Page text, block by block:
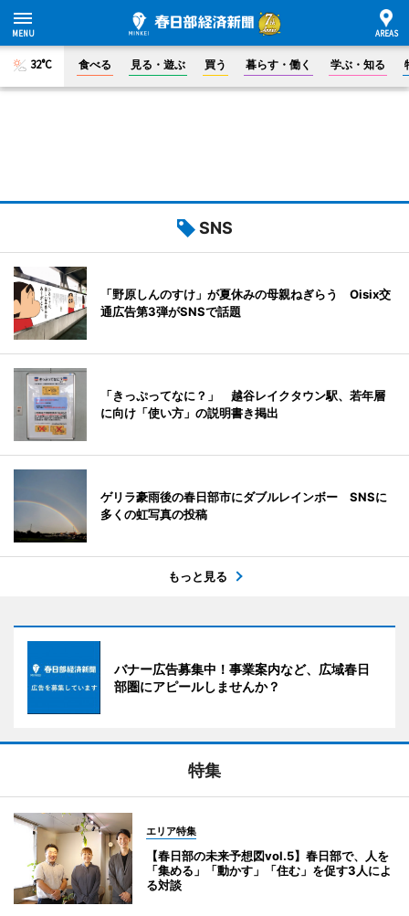
32°C 食べる 見る・遊ぶ 買う 暮らす・働く 学ぶ・知る
SNS
「野原しんのすけ」が夏休みの母親ねぎらう Oisix交
通広告第3弾がSNSで話題
「きっぷってなに？」 越谷レイクタウン駅、若年層
に向け「使い方」の説明書き掲出
ゲリラ豪雨後の春日部市にダブルレインボー SNSに
多くの虹写真の投稿
もっと見る
バナー広告募集中！事業案内など、広域春日
部圏にアピールしませんか？
特集
エリア特集
【春日部の未来予想図vol.5】春日部で、人を
「集める」「動かす」「住む」を促す3人によ
る対談